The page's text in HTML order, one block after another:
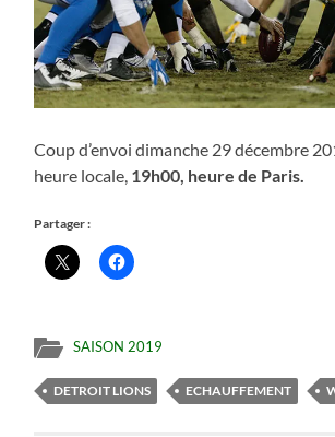
Coup d’envoi dimanche 29 décembre
heure locale, 19h00, heure de Paris.
Partager :
SAISON 2019
DETROIT LIONS ECHAUFFEMENT